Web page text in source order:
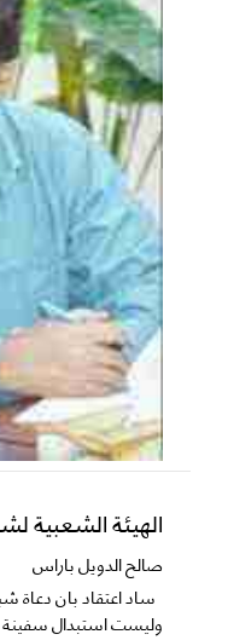
الهيئة الشعبية
صالح الدويل باراس
ساد اعتقاد بان دعاة
وليست استبدال